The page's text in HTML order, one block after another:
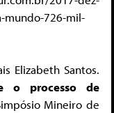
mundo-726-mil-
Elizabeth Santos.
o processo de
Mineiro de